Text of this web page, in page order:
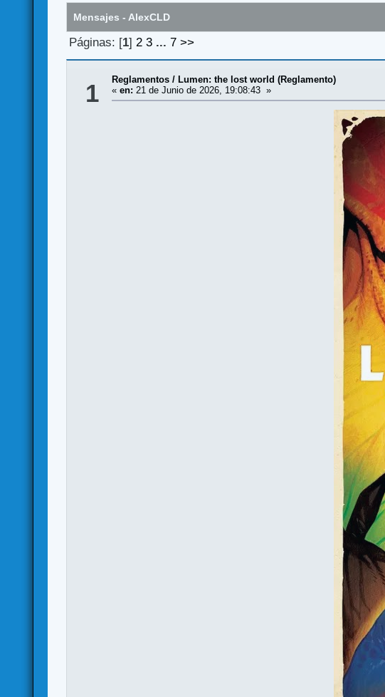
Mensajes - AlexCLD
Páginas: [1] 2 3 ... 7 >>
1 Reglamentos / Lumen: the lost world (Reglamento)
«en: 21 de Junio de 2026, 19:08:43 »